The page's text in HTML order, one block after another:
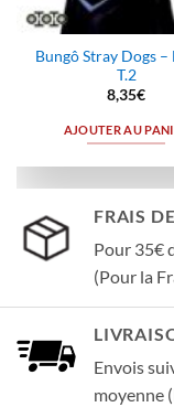
Bungô Stray Dogs –
T.2
8,35€
AJOUTER AU
FRAIS
Pour 35€
(Pour la
Envois
moyenne